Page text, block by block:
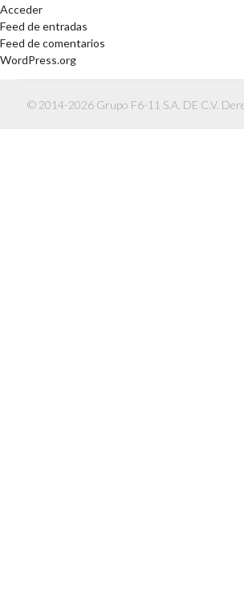
Acceder
Feed de entradas
Feed de comentarios
WordPress.org
© 2014-2026 Grupo F6-11 S.A. DE C.V.